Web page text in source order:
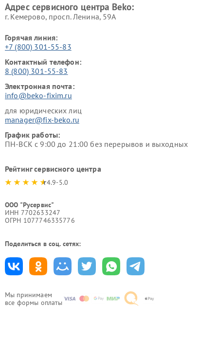
Мы принимаем
все формы оплаты
Адрес сервисного центра Beko:
г. Кемерово, просп. Ленина, 59А
Горячая линия:
+7 (800) 301-55-83
Контактный телефон:
8 (800) 301-55-83
Электронная почта:
info@beko-fixim.ru
для юридических лиц
manager@fix-beko.ru
График работы:
ПН-ВСК с 9:00 до 21:00 без перерывов и выходных
Рейтинг сервисного центра
4.9-5.0
ООО "Русервис"
ИНН 7702633247
ОГРН 1077746335776
Поделиться в соц. сетях: